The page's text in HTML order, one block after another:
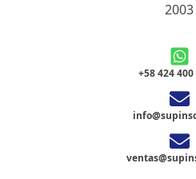
2003
+58 424 400